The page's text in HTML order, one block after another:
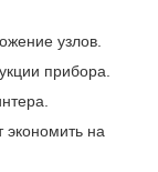
узлов.
прибора.
экономить на